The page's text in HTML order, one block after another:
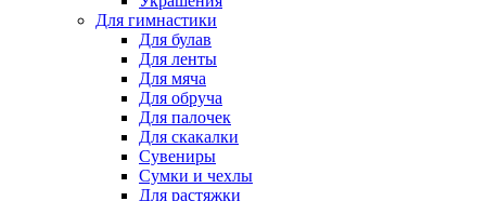
Для гимнастики
Для булав
Для ленты
Для мяча
Для обруча
Для палочек
Для скакалки
Сувениры
Сумки и чехлы
Для растяжки